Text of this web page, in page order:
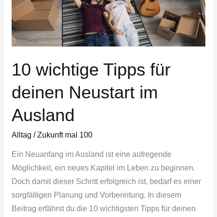
10 wichtige Tipps für
deinen Neustart im
Ausland
Alltag /Zukunft mal 100
Ein Neuanfang im Ausland ist eine aufregende
Möglichkeit, ein neues Kapitel im Leben zu beginnen.
Doch damit dieser Schritt erfolgreich ist, bedarf es einer
sorgfältigen Planung und Vorbereitung. In diesem
Beitrag erfährst du die 10 wichtigsten Tipps für deinen
Neustart
im
Ausland